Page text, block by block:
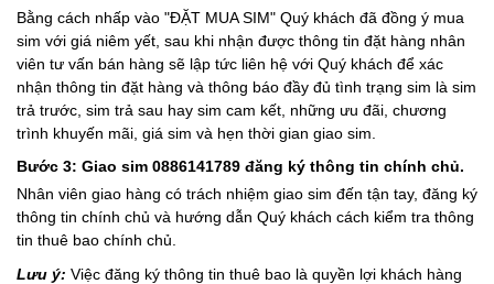
Bằng cách nhấp vào "ĐẶT MUA SIM" Quý khách đã đồng ý mua
sim với giá niêm yết, sau khi nhận được thông tin đặt hàng nhân
viên tư vấn bán hàng sẽ lập tức liên hệ với Quý khách để xác
nhận thông tin đặt hàng và thông báo đầy đủ tình trạng sim là sim
trả trước, sim trả sau hay sim cam kết, những ưu đãi, chương
trình khuyến mãi, giá sim và hẹn thời gian giao sim.
Bước 3: Giao sim 0886141789 đăng ký thông tin chính chủ.
Nhân viên giao hàng có trách nhiệm giao sim đến tận tay, đăng ký
thông tin chính chủ và hướng dẫn Quý khách cách kiểm tra thông
tin thuê bao chính chủ.
Lưu ý: Việc đăng ký thông tin thuê bao là quyền lợi khách hàng